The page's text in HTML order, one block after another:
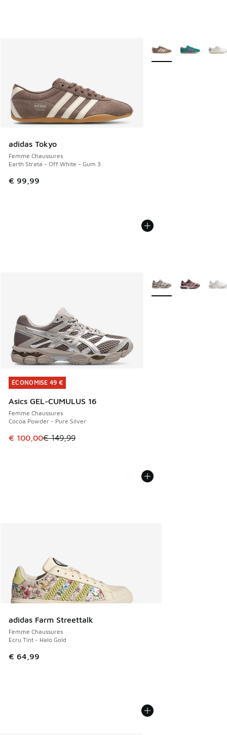
adidas Tokyo
Femme Chaussures
Earth Strata - Off White - Gum 3
€ 99,99
Plus de couleurs
ÉCONOMISE 49 €
Asics GEL-CUMULUS 16
Femme Chaussures
Cocoa Powder - Pure Silver
Cet article est en promotion. Prix en baisse de € 149,99 à
€ 100,00€ 149,99
ÉCONOMISE 49 €
Plus de couleurs
adidas Farm Streettalk
Femme Chaussures
Ecru Tint - Halo Gold
€ 64,99